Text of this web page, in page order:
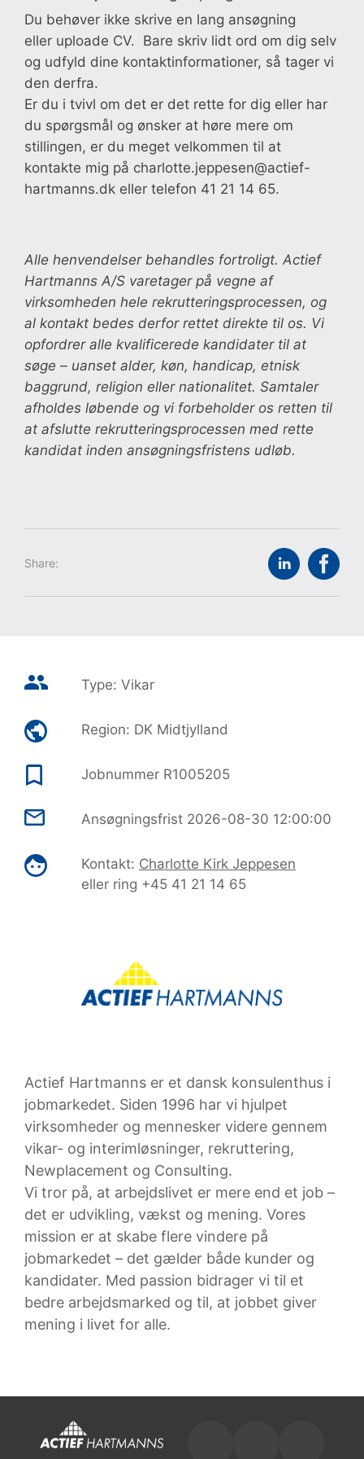
Du behøver ikke skrive en lang ansøgning
eller uploade CV. Bare skriv lidt ord om dig selv
og udfyld dine kontaktinformationer, så tager vi
den derfra.
Er du i tvivl om det er det rette for dig eller har
du spørgsmål og ønsker at høre mere om
stillingen, er du meget velkommen til at
kontakte mig på charlotte.jeppesen@actief-
hartmanns.dk eller telefon 41 21 14 65.
Alle henvendelser behandles fortroligt. Actief
Hartmanns A/S varetager på vegne af
virksomheden hele rekrutteringsprocessen, og
al kontakt bedes derfor rettet direkte til os. Vi
opfordrer alle kvalificerede kandidater til at
søge – uanset alder, køn, handicap, etnisk
baggrund, religion eller nationalitet. Samtaler
afholdes løbende og vi forbeholder os retten til
at afslutte rekrutteringsprocessen med rette
kandidat inden ansøgningsfristens udløb.
Share:
Type: Vikar
Region: DK Midtjylland
Jobnummer R1005205
Ansøgningsfrist 2026-08-30 12:00:00
Kontakt: Charlotte Kirk Jeppesen
eller ring +45 41 21 14 65
Actief Hartmanns er et dansk konsulenthus i
jobmarkedet. Siden 1996 har vi hjulpet
virksomheder og mennesker videre gennem
vikar- og interimløsninger, rekruttering,
Newplacement og Consulting.
Vi tror på, at arbejdslivet er mere end et job –
det er udvikling, vækst og mening. Vores
mission er at skabe flere vindere på
jobmarkedet – det gælder både kunder og
kandidater. Med passion bidrager vi til et
bedre arbejdsmarked og til, at jobbet giver
mening i livet for alle.